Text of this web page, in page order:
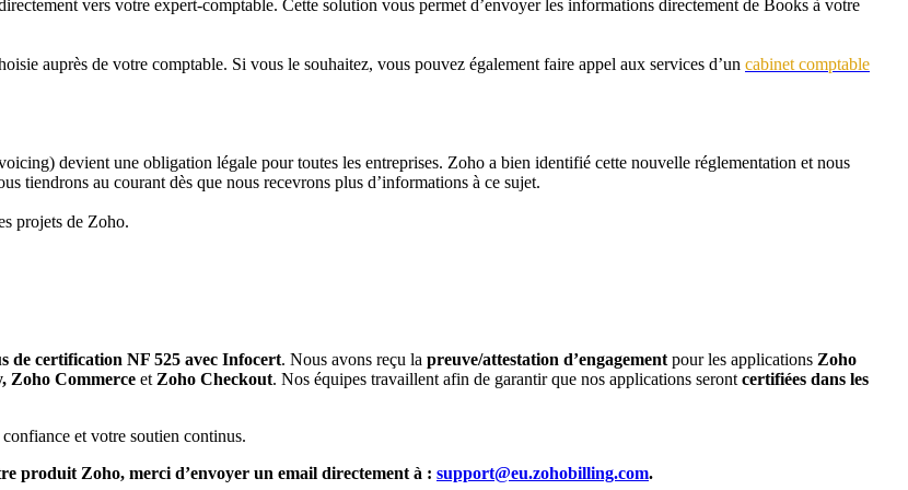
vers votre expert-comptable. Cette solution vous permet d’envoyer les informations directement de Books à votre
auprès de votre comptable. Si vous le souhaitez, vous pouvez également faire appel aux services d’un cabinet comptable
devient une obligation légale pour toutes les entreprises. Zoho a bien identifié cette nouvelle réglementation et nous
tiendrons au courant dès que nous recevrons plus d’informations à ce sujet.
projets de Zoho.
de certification NF 525 avec Infocert. Nous avons reçu la preuve/attestation d’engagement pour les applications Zoho
Zoho Commerce et Zoho Checkout. Nos équipes travaillent afin de garantir que nos applications seront certifiées dans les
et votre soutien continus.
produit Zoho, merci d’envoyer un email directement à : support@eu.zohobilling.com.